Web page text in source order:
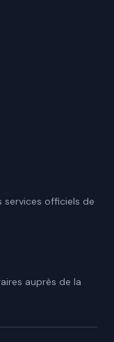
officiels de
auprès de la